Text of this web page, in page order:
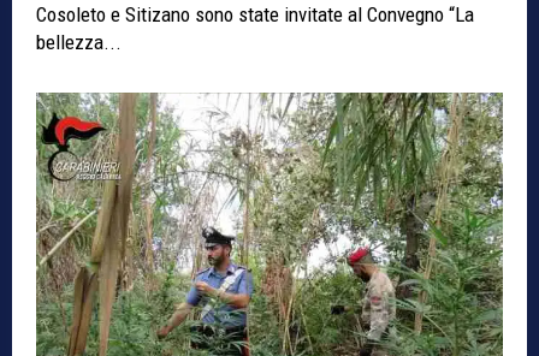
Cosoleto e Sitizano sono state invitate al Convegno “La
bellezza...